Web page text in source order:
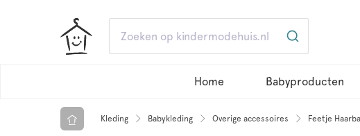
Home Babyproducten
Kleding Babykleding Overige accessoires Feetje